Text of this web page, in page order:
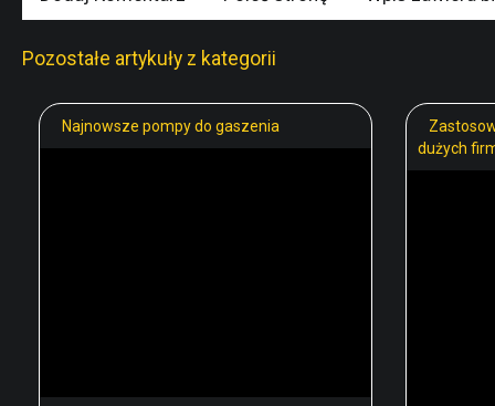
Pozostałe artykuły z kategorii
Najnowsze pompy do gaszenia
dużych